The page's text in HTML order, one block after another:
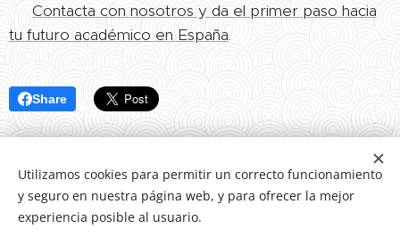
Contacta con nosotros y da el primer paso hacia
tu futuro académico en España.
Share
Letrada Iskra Rodriguez, colegiada número 3174 del Ilustre
Utilizamos cookies para permitir un correcto funcionamiento
y seguro en nuestra página web, y para ofrecer la mejor
experiencia posible al usuario.